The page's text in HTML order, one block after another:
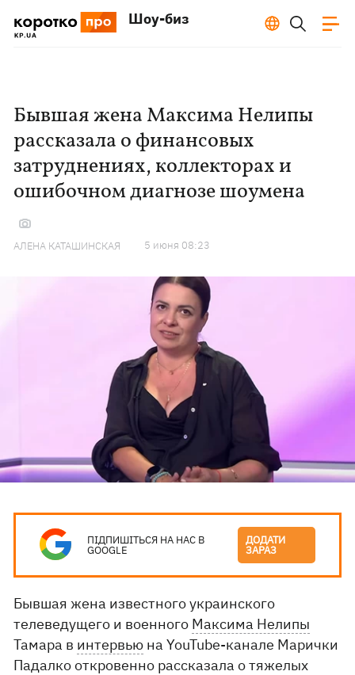
Шоу-биз
Бывшая жена Максима Нелипы
рассказала о финансовых
затруднениях, коллекторах и
ошибочном диагнозе шоумена
АЛЕНА КАТАШИНСКАЯ 5 июня 08:23
ПІДПИШІТЬСЯ НА НАС В
GOOGLE
ДОДАТИ
ЗАРАЗ
Бывшая жена известного украинского
телеведущего и военного Максима Нелипы
Тамара в интервью на YouTube-канале Марички
Падалко откровенно рассказала о тяжелых